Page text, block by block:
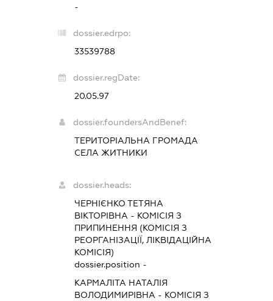
-
dossier.edrpo:
33539788
dossier.regDate:
20.05.97
dossier.foundersAndBenef:
ТЕРИТОРІАЛЬНА ГРОМАДА
СЕЛА ЖИТНИКИ
dossier.heads:
ЧЕРНІЄНКО ТЕТЯНА
ВІКТОРІВНА - КОМІСІЯ З
ПРИПИНЕННЯ (КОМІСІЯ З
РЕОРГАНІЗАЦІЇ, ЛІКВІДАЦІЙНА
КОМІСІЯ)
dossier.position -
КАРМАЛІТА НАТАЛІЯ
ВОЛОДИМИРІВНА - КОМІСІЯ З